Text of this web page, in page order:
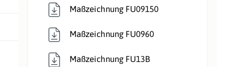
Maßzeichnung FU09150
Maßzeichnung FU0960
Maßzeichnung FU13B